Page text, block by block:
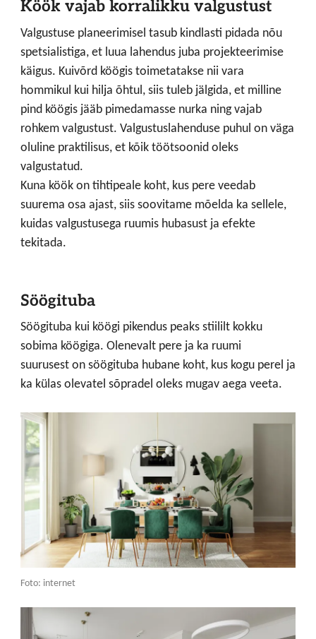
Köök vajab korralikku valgustust
Valgustuse planeerimisel tasub kindlasti pidada nõu
spetsialistiga, et luua lahendus juba projekteerimise
käigus. Kuivõrd köögis toimetatakse nii vara
hommikul kui hilja õhtul, siis tuleb jälgida, et milline
pind köögis jääb pimedamasse nurka ning vajab
rohkem valgustust. Valgustuslahenduse puhul on väga
oluline praktilisus, et kõik töötsoonid oleks
valgustatud.
Kuna köök on tihtipeale koht, kus pere veedab
suurema osa ajast, siis soovitame mõelda ka sellele,
kuidas valgustusega ruumis hubasust ja efekte
tekitada.
Söögituba
Söögituba kui köögi pikendus peaks stiililt kokku
sobima köögiga. Olenevalt pere ja ka ruumi
suurusest on söögituba hubane koht, kus kogu perel ja
ka külas olevatel sõpradel oleks mugav aega veeta.
Foto: internet